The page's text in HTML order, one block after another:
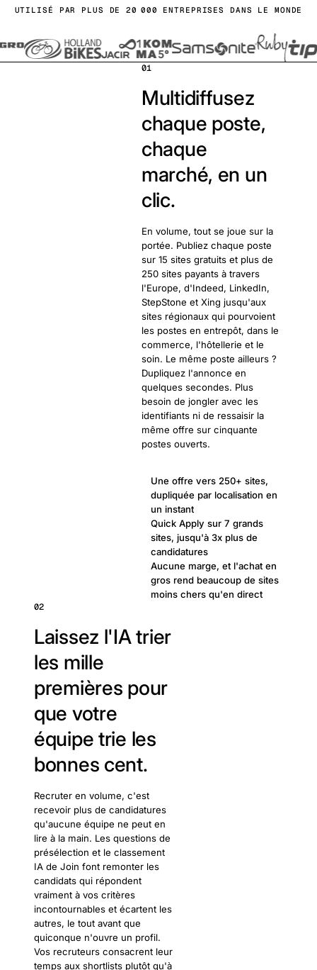
UTILISÉ PAR PLUS DE 20 000 ENTREPRISES DANS LE MONDE
01
Multidiffusez
chaque poste,
chaque
marché, en un
clic.
En volume, tout se joue sur la
portée. Publiez chaque poste
sur 15 sites gratuits et plus de
250 sites payants à travers
l'Europe, d'Indeed, LinkedIn,
StepStone et Xing jusqu'aux
sites régionaux qui pourvoient
les postes en entrepôt, dans le
commerce, l'hôtellerie et le
soin. Le même poste ailleurs ?
Dupliquez l'annonce en
quelques secondes. Plus
besoin de jongler avec les
identifiants ni de ressaisir la
même offre sur cinquante
postes ouverts.
Une offre vers 250+ sites,
dupliquée par localisation en
un instant
Quick Apply sur 7 grands
sites, jusqu'à 3x plus de
candidatures
Aucune marge, et l'achat en
gros rend beaucoup de sites
moins chers qu'en direct
02
Laissez l'IA trier
les mille
premières pour
que votre
équipe trie les
bonnes cent.
Recruter en volume, c'est
recevoir plus de candidatures
qu'aucune équipe ne peut en
lire à la main. Les questions de
présélection et le classement
IA de Join font remonter les
candidats qui répondent
vraiment à vos critères
incontournables et écartent les
autres, le tout avant que
quiconque n'ouvre un profil.
Vos recruteurs consacrent leur
temps aux shortlists plutôt qu'à